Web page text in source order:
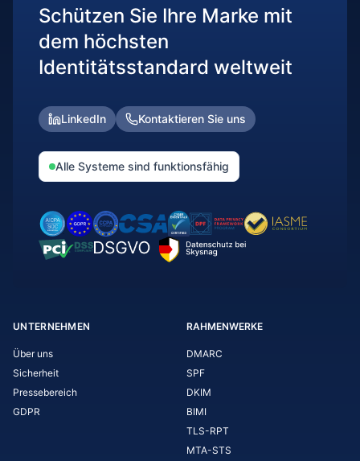
Schützen Sie Ihre Marke mit
dem höchsten
Identitätsstandard weltweit
LinkedIn Kontaktieren Sie uns
Alle Systeme sind funktionsfähig
UNTERNEHMEN
Über uns
Sicherheit
Pressebereich
GDPR
RAHMENWERKE
DMARC
SPF
DKIM
BIMI
TLS-RPT
MTA-STS